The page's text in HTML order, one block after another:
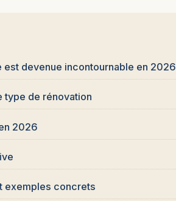
devenue incontournable en 2026
type de rénovation
2026
exemples concrets